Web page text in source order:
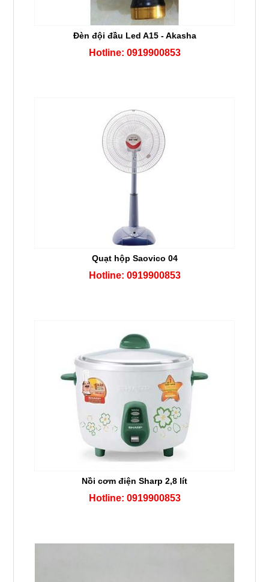
Đèn đội đầu Led A15 - Akasha
Hotline: 0919900853
Quạt hộp Saovico 04
Hotline: 0919900853
Nồi cơm điện Sharp 2,8 lít
Hotline: 0919900853